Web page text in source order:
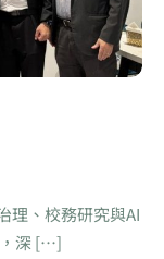
理、校務研究與AI
深 […]